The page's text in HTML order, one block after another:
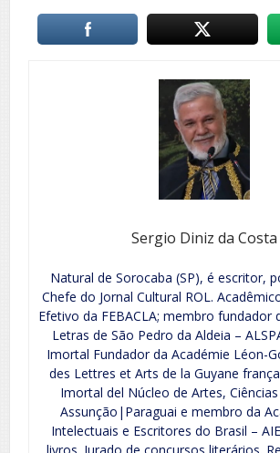
Sergio Diniz da Costa
Natural de Sorocaba (SP), é escritor,
Chefe do Jornal Cultural ROL.
Efetivo da FEBACLA; membro fundador
Letras de São Pedro da Aldeia –
Imortal Fundador da Académie Léon-
des Lettres et Arts de la Guyane
Imortal del Núcleo de Artes,
Assunção|Paraguai e membro da
Intelectuais e Escritores do Brasil –